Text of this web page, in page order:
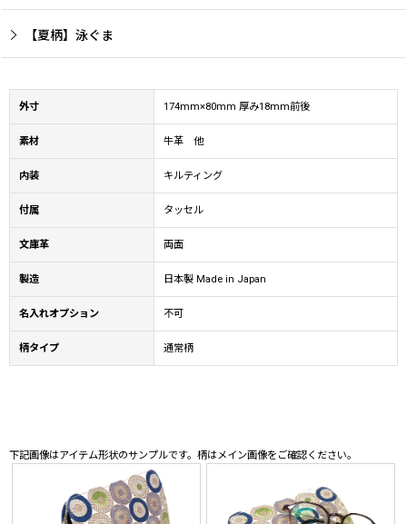
【夏柄】泳ぐま
外寸 174mm×80mm 厚み18mm前後
素材 牛革 他
内装 キルティング
付属 タッセル
文庫革 両面
製造 日本製 Made in Japan
名入れオプション 不可
柄タイプ 通常柄
下記画像はアイテム形状のサンプルです。柄はメイン画像をご確認ください。